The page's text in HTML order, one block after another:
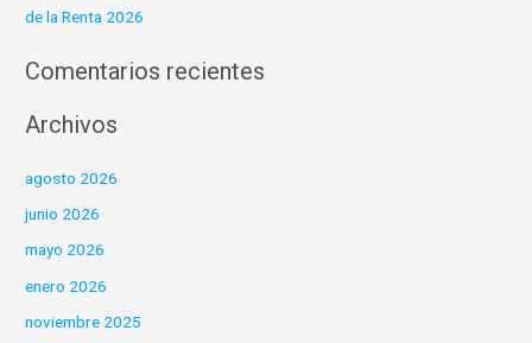
de la Renta 2026
Comentarios recientes
Archivos
agosto 2026
junio 2026
mayo 2026
enero 2026
noviembre 2025